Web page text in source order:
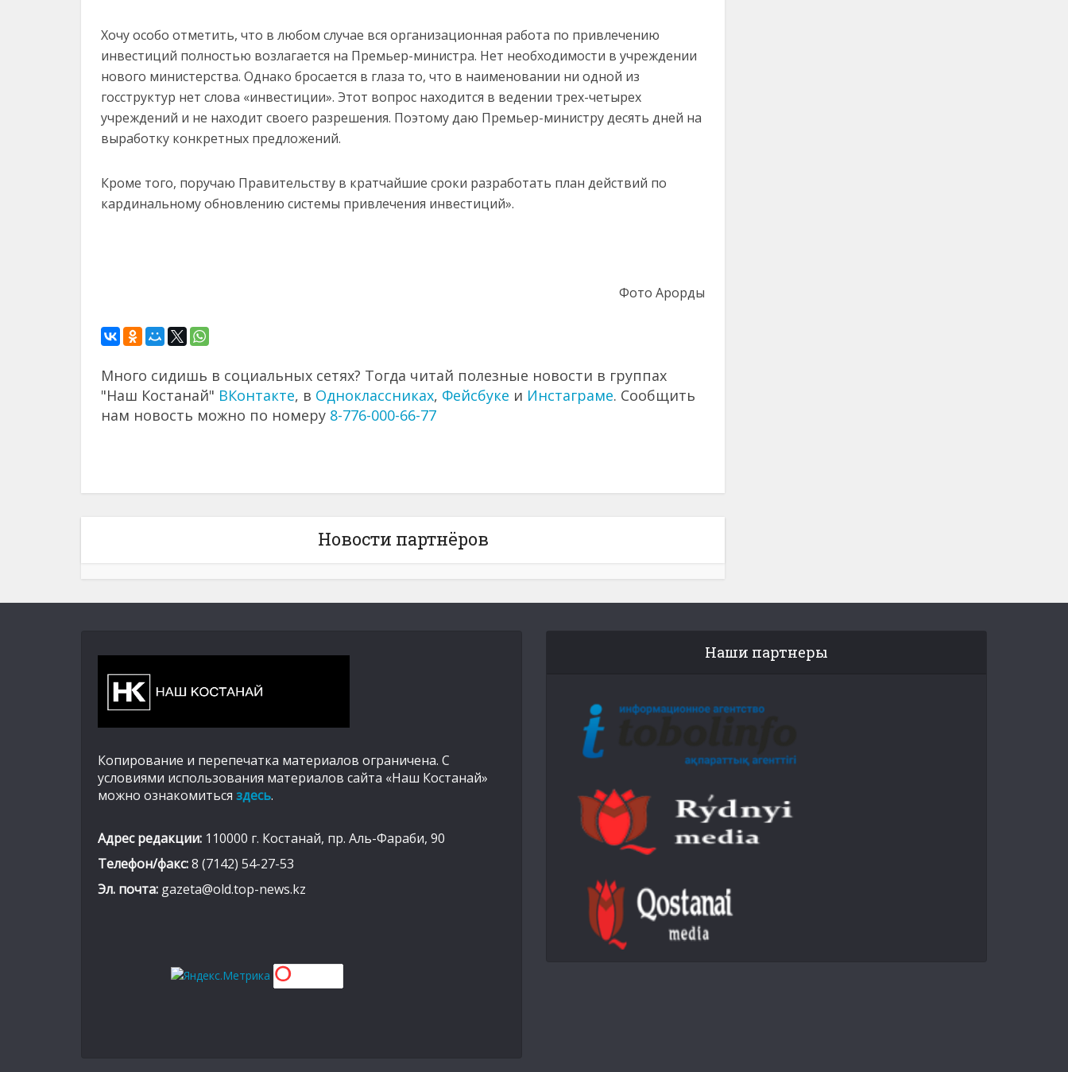
Хочу особо отметить, что в любом случае вся организационная работа по привлечению
инвестиций полностью возлагается на Премьер-министра. Нет необходимости в учреждении
нового министерства. Однако бросается в глаза то, что в наименовании ни одной из
госструктур нет слова «инвестиции». Этот вопрос находится в ведении трех-четырех
учреждений и не находит своего разрешения. Поэтому даю Премьер-министру десять дней на
выработку конкретных предложений.
Кроме того, поручаю Правительству в кратчайшие сроки разработать план действий по
кардинальному обновлению системы привлечения инвестиций».
Фото Арорды
Много сидишь в социальных сетях? Тогда читай полезные новости в группах
"Наш Костанай" ВКонтакте, в Одноклассниках, Фейсбуке и Инстаграме. Сообщить
нам новость можно по номеру 8-776-000-66-77
Новости партнёров
Копирование и перепечатка материалов ограничена. С
условиями использования материалов сайта «Наш Костанай»
можно ознакомиться здесь.
Адрес редакции: 110000 г. Костанай, пр. Аль-Фараби, 90
Телефон/факс:8 (7142) 54-27-53
Эл. почта: gazeta@old.top-news.kz
Наши партнеры